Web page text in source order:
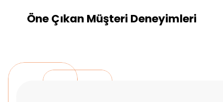
Öne Çıkan Müşteri Deneyimleri